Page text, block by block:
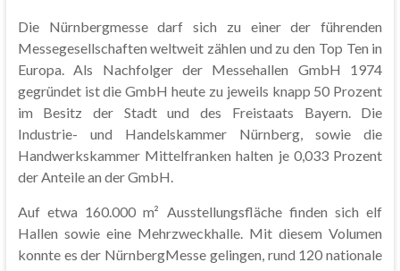
Die Nürnbergmesse darf sich zu einer der führenden
Messegesellschaften weltweit zählen und zu den Top Ten in
Europa. Als Nachfolger der Messehallen GmbH 1974
gegründet ist die GmbH heute zu jeweils knapp 50 Prozent
im Besitz der Stadt und des Freistaats Bayern. Die
Industrie- und Handelskammer Nürnberg, sowie die
Handwerkskammer Mittelfranken halten je 0,033 Prozent
der Anteile an der GmbH.
Auf etwa 160.000 m² Ausstellungsfläche finden sich elf
Hallen sowie eine Mehrzweckhalle. Mit diesem Volumen
konnte es der NürnbergMesse gelingen, rund 120 nationale